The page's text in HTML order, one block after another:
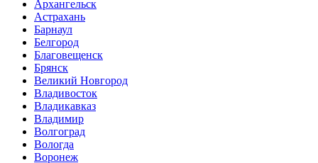
Архангельск
Астрахань
Барнаул
Белгород
Благовещенск
Брянск
Великий Новгород
Владивосток
Владикавказ
Владимир
Волгоград
Вологда
Воронеж